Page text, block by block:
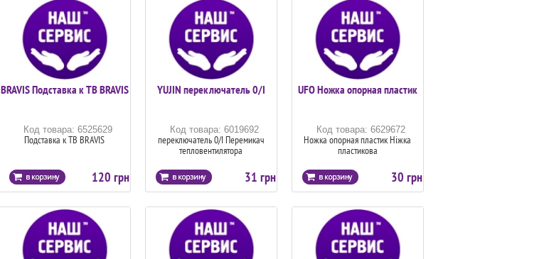
BRAVIS Подставка к ТВ BRAVIS
Код товара: 6525629
Подставка к ТВ BRAVIS
120 грн
YUJIN переключатель 0/I
Код товара: 6019692
переключатель 0/I Перемикач
тепловентилятора
31 грн
UFO Ножка опорная пластик
Код товара: 6629672
Ножка опорная пластик Ніжка
пластикова
30 грн